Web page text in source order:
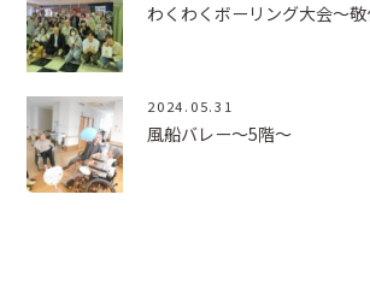
わくわくボーリング大会～
2024.05.31
風船バレー～5階～